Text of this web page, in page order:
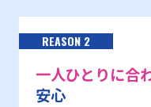
REASON 2
一人ひとりに合
安心